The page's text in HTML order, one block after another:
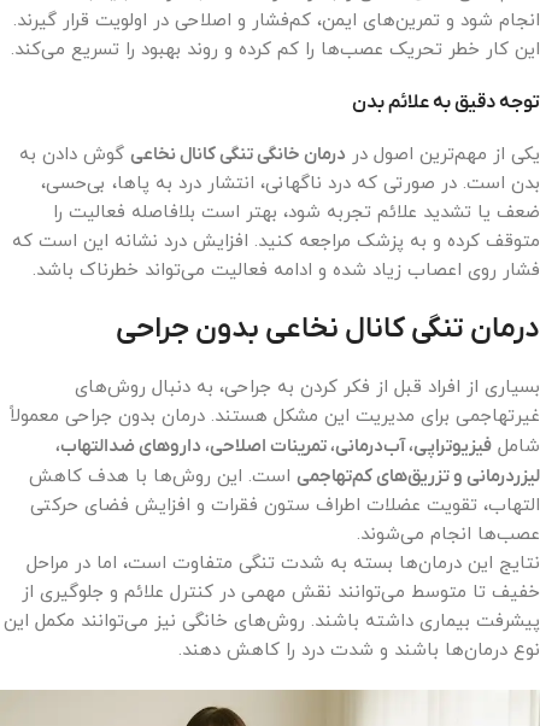
انجام شود و تمرین‌های ایمن، کم‌فشار و اصلاحی در اولویت قرار گیرند.
این کار خطر تحریک عصب‌ها را کم کرده و روند بهبود را تسریع می‌کند.
توجه دقیق به علائم بدن
یکی از مهم‌ترین اصول در درمان خانگی تنگی کانال نخاعی گوش دادن به
بدن است. در صورتی که درد ناگهانی، انتشار درد به پاها، بی‌حسی،
ضعف یا تشدید علائم تجربه شود، بهتر است بلافاصله فعالیت را
متوقف کرده و به پزشک مراجعه کنید. افزایش درد نشانه این است که
فشار روی اعصاب زیاد شده و ادامه فعالیت می‌تواند خطرناک باشد.
درمان تنگی کانال نخاعی بدون جراحی
بسیاری از افراد قبل از فکر کردن به جراحی، به دنبال روش‌های
غیرتهاجمی برای مدیریت این مشکل هستند. درمان بدون جراحی معمولاً
شامل فیزیوتراپی، آب‌درمانی، تمرینات اصلاحی، داروهای ضدالتهاب،
لیزردرمانی و تزریق‌های کم‌تهاجمی است. این روش‌ها با هدف کاهش
التهاب، تقویت عضلات اطراف ستون فقرات و افزایش فضای حرکتی
عصب‌ها انجام می‌شوند.
نتایج این درمان‌ها بسته به شدت تنگی متفاوت است، اما در مراحل
خفیف تا متوسط می‌توانند نقش مهمی در کنترل علائم و جلوگیری از
پیشرفت بیماری داشته باشند. روش‌های خانگی نیز می‌توانند مکمل این
نوع درمان‌ها باشند و شدت درد را کاهش دهند.